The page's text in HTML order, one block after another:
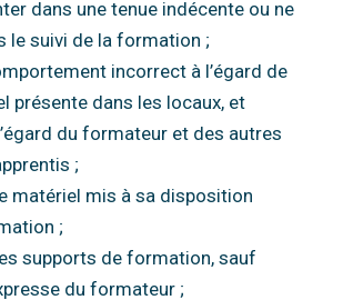
dans une tenue indécente ou ne
le suivi de laformation ;
incorrect à l’égard de
présente dans les locaux, et
du formateur et des autres
;
matériel mis à sa disposition
;
supports de formation, sauf
du formateur ;